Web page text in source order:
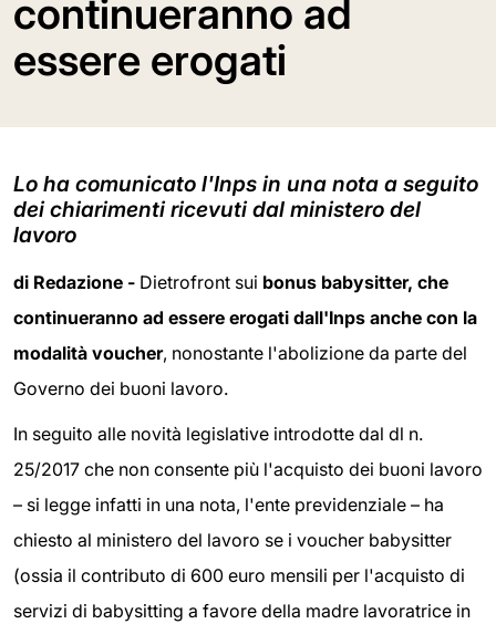
continueranno ad
essere erogati
Lo ha comunicato l'Inps in una nota a seguito
dei chiarimenti ricevuti dal ministero del
lavoro
di Redazione - Dietrofront sui bonus babysitter, che
continueranno ad essere erogati dall'Inps anche con la
modalità voucher, nonostante l'abolizione da parte del
Governo dei buoni lavoro.
In seguito alle novità legislative introdotte dal dl n.
25/2017 che non consente più l'acquisto dei buoni lavoro
– si legge infatti in una nota, l'ente previdenziale – ha
chiesto al ministero del lavoro se i voucher babysitter
(ossia il contributo di 600 euro mensili per l'acquisto di
servizi di babysitting a favore della madre lavoratrice in